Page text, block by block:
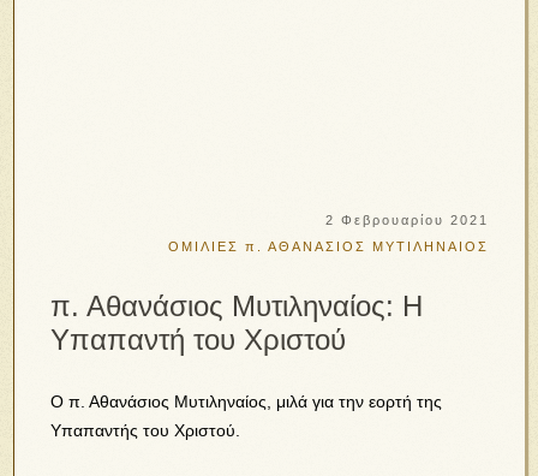
2 Φεβρουαρίου 2021
ΟΜΙΛΙΕΣ
π. ΑΘΑΝΑΣΙΟΣ ΜΥΤΙΛΗΝΑΙΟΣ
π. Αθανάσιος Μυτιληναίος: Η
Υπαπαντή του Χριστού
Ο π. Αθανάσιος Μυτιληναίος, μιλά για την εορτή της
Υπαπαντής του Χριστού.